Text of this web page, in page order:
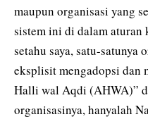
maupun organisasi yang
sistem ini di dalam aturan
setahu saya, satu-satunya
eksplisit mengadopsi dan
Halli wal Aqdi (AHWA)”
organisasinya, hanyalah